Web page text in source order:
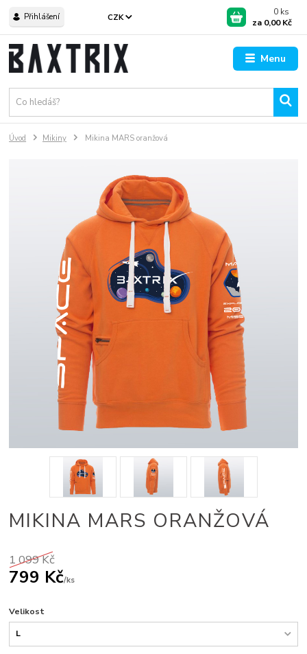
Menu
CZK
Přihlášení 0 ks
za 0,00 Kč
Úvod Mikiny Mikina MARS oranžová
MIKINA MARS ORANŽOVÁ
1 099 Kč
799 Kč/ks
Velikost